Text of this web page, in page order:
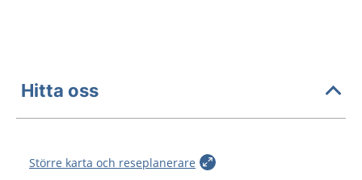
Hitta oss
Större karta och reseplanerare